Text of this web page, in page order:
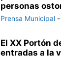
personas
Prensa Municipal -
El XX Portón
entradas a la